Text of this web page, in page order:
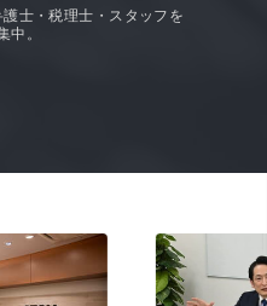
士・税理士・スタッフを
中。